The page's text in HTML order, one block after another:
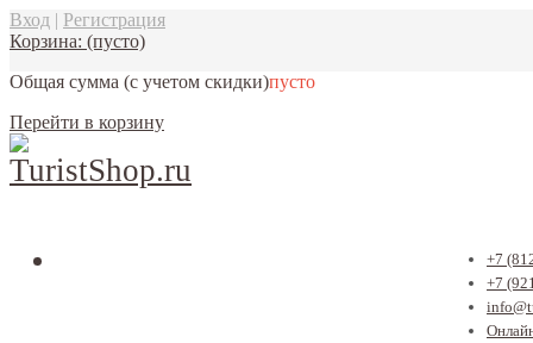
Вход | Регистрация
Корзина: (пусто)
Общая сумма (с учетом скидки)пусто
Перейти в корзину
+7
+7